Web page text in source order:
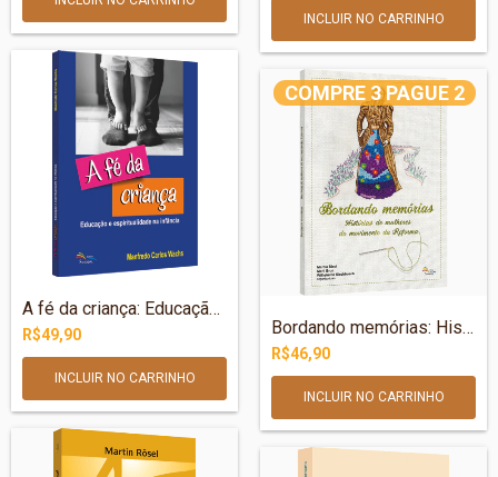
A fé da criança: Educação e espiritualid...
R$49,90
COMPRE 3 PAGUE 2
Bordando memórias: Histórias de mulheres...
R$46,90